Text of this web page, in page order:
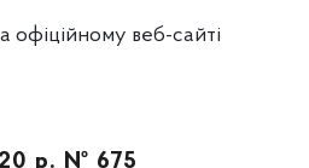
веб-сайті
р. № 675